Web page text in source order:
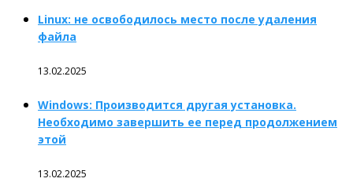
Linux: не освободилось место после удаления
файла
13.02.2025
Windows: Производится другая установка.
Необходимо завершить ее перед продолжением
этой
13.02.2025